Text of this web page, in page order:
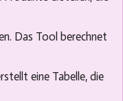
Das Tool berechnet
eine Tabelle, die